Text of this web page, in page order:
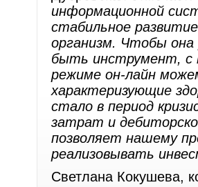
информационной
стабильное
организм. Чтобы она
быть инструмент, с
режиме он-лайн
характеризующие
стало в период
затрат и
позволяет нашему
реализовывать
Светлана Кокушева,